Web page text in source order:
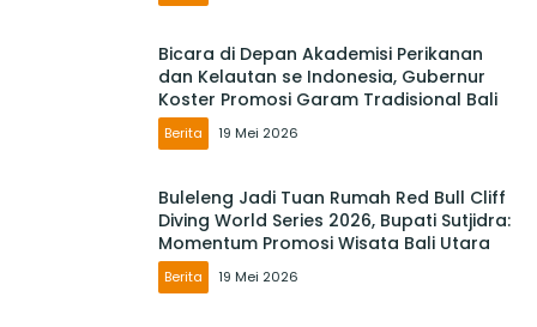
Bicara di Depan Akademisi Perikanan
dan Kelautan se Indonesia, Gubernur
Koster Promosi Garam Tradisional Bali
Berita 19 Mei 2026
Buleleng Jadi Tuan Rumah Red Bull Cliff
Diving World Series 2026, Bupati Sutjidra:
Momentum Promosi Wisata Bali Utara
Berita 19 Mei 2026